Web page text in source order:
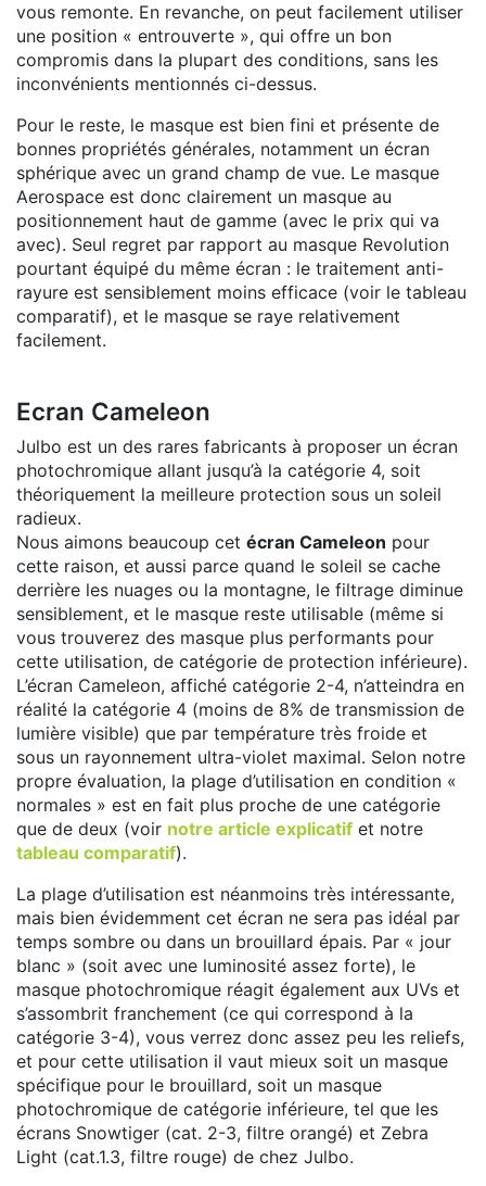
vous remonte. En revanche, on peut facilement utiliser
une position « entrouverte », qui offre un bon
compromis dans la plupart des conditions, sans les
inconvénients mentionnés ci-dessus.
Pour le reste, le masque est bien fini et présente de
bonnes propriétés générales, notamment un écran
sphérique avec un grand champ de vue. Le masque
Aerospace est donc clairement un masque au
positionnement haut de gamme (avec le prix qui va
avec). Seul regret par rapport au masque Revolution
pourtant équipé du même écran : le traitement anti-
rayure est sensiblement moins efficace (voir le tableau
comparatif), et le masque se raye relativement
facilement.
Ecran Cameleon
Julbo est un des rares fabricants à proposer un écran
photochromique allant jusqu’à la catégorie 4, soit
théoriquement la meilleure protection sous un soleil
radieux.
Nous aimons beaucoup cet écran Cameleon pour
cette raison, et aussi parce quand le soleil se cache
derrière les nuages ou la montagne, le filtrage diminue
sensiblement, et le masque reste utilisable (même si
vous trouverez des masque plus performants pour
cette utilisation, de catégorie de protection inférieure).
L’écran Cameleon, affiché catégorie 2-4, n’atteindra en
réalité la catégorie 4 (moins de 8% de transmission de
lumière visible) que par température très froide et
sous un rayonnement ultra-violet maximal. Selon notre
propre évaluation, la plage d’utilisation en condition «
normales » est en fait plus proche de une catégorie
que de deux (voir notre article explicatif et notre
tableau comparatif).
La plage d’utilisation est néanmoins très intéressante,
mais bien évidemment cet écran ne sera pas idéal par
temps sombre ou dans un brouillard épais. Par « jour
blanc » (soit avec une luminosité assez forte), le
masque photochromique réagit également aux UVs et
s’assombrit franchement (ce qui correspond à la
catégorie 3-4), vous verrez donc assez peu les reliefs,
et pour cette utilisation il vaut mieux soit un masque
spécifique pour le brouillard, soit un masque
photochromique de catégorie inférieure, tel que les
écrans Snowtiger (cat. 2-3, filtre orangé) et Zebra
Light (cat.1.3, filtre rouge) de chez Julbo.